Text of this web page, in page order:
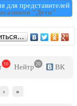
фирма OKBABY,
Несмотря на то,
сети магазинов
участвует в
свои товары
именно это качество
дорогие игрушки,
ведь дети очень
политика
для представителей
"Дети"
10 Нейтр 20 ВК
› »